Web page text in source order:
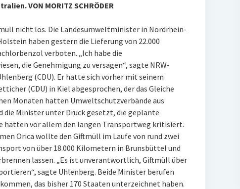
VON MORITZ SCHRÖDER
nicht los. Die Landesumweltminister in Nordrhein-
haben gestern die Lieferung von 22.000
verboten. „Ich habe die
die Genehmigung zu versagen“, sagte NRW-
(CDU). Er hatte sich vorher mit seinem
(CDU) in Kiel abgesprochen, der das Gleiche
Monaten hatten Umweltschutzverbände aus
die Minister unter Druck gesetzt, die geplante
hatten vor allem den langen Transportweg kritisiert.
Orica wollte den Giftmüll im Laufe von rund zwei
von über 18.000 Kilometern in Brunsbüttel und
lassen. „Es ist unverantwortlich, Giftmüll über
sagte Uhlenberg. Beide Minister berufen
das bisher 170 Staaten unterzeichnet haben.